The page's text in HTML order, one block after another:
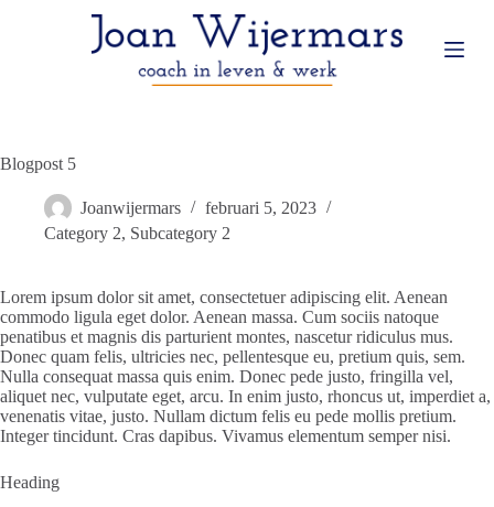
e
Blogpost 5
Joanwijermars
februari 5, 2023
Category 2, Subcategory 2
Lorem ipsum dolor sit amet, consectetuer adipiscing elit. Aenean
commodo ligula eget dolor. Aenean massa. Cum sociis natoque
penatibus et magnis dis parturient montes, nascetur ridiculus mus.
Donec quam felis, ultricies nec, pellentesque eu, pretium quis, sem.
Nulla consequat massa quis enim. Donec pede justo, fringilla vel,
aliquet nec, vulputate eget, arcu. In enim justo, rhoncus ut, imperdiet a,
venenatis vitae, justo. Nullam dictum felis eu pede mollis pretium.
Integer tincidunt. Cras dapibus. Vivamus elementum semper nisi.
Heading